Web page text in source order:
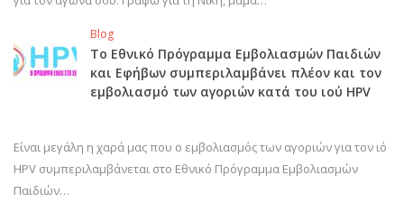
Blog
Το Εθνικό Πρόγραμμα Εμβολιασμών Παιδιών
και Εφήβων συμπεριλαμβάνει πλέον και τον
εμβολιασμό των αγοριών κατά του ιού HPV
Είναι μεγάλη η χαρά μας που ο εμβολιασμός των αγοριών για τον ιό
HPV συμπεριλαμβάνεται στο Εθνικό Πρόγραμμα Εμβολιασμών
Παιδιών…